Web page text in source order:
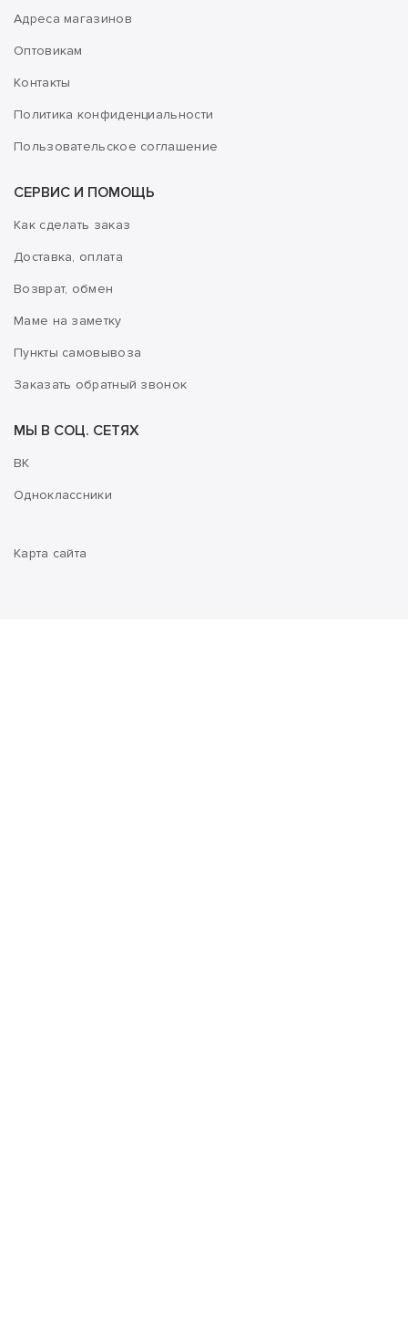
Адреса магазинов
Оптовикам
Контакты
Политика конфиденциальности
Пользовательское соглашение
СЕРВИС И ПОМОЩЬ
Как сделать заказ
Доставка, оплата
Возврат, обмен
Маме на заметку
Пункты самовывоза
Заказать обратный звонок
МЫ В СОЦ. СЕТЯХ
ВК
Одноклассники
Карта сайта